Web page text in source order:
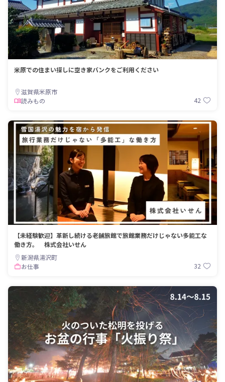
米原での住まい探しに空き家バンクをご利用ください
滋賀県米原市
読みもの
42
【未経験歓迎】革新し続ける老舗旅館で旅館業務だけじゃない多能工な
働き方。 株式会社いせん
新潟県湯沢町
お仕事
32